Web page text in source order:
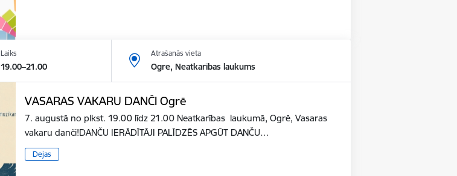
Laiks
19.00–21.00
Atrašanās vieta
Ogre, Neatkarības laukums
VASARAS VAKARU DANČI Ogrē
7. augustā no plkst. 19.00 līdz 21.00 Neatkarības laukumā, Ogrē, Vasaras
vakaru danči!DANČU IERĀDĪTĀJI PALĪDZĒS APGŪT DANČU…
Dejas